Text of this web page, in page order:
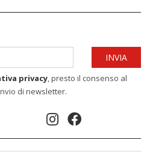
privacy , presto il consenso al
di newsletter.